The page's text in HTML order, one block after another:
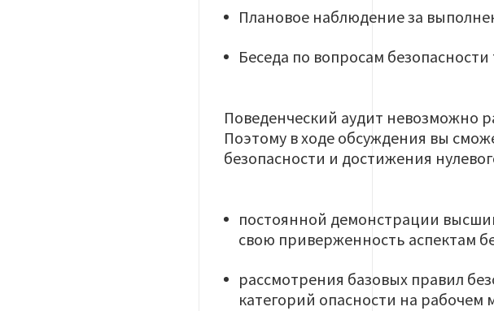
Плановое наблюдение за
Беседа по вопросам
​Поведенческий аудит невозможно
Поэтому в ходе обсуждения вы
безопасности и достижения
постоянной демонстрации
свою приверженность аспектам
рассмотрения базовых правил
категорий опасности на рабочем